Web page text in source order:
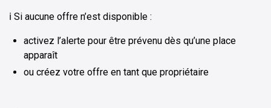
ℹ️ Si aucune offre n’est disponible :
activez l’alerte pour être prévenu dès qu’une place
apparaît
ou créez votre offre en tant que propriétaire